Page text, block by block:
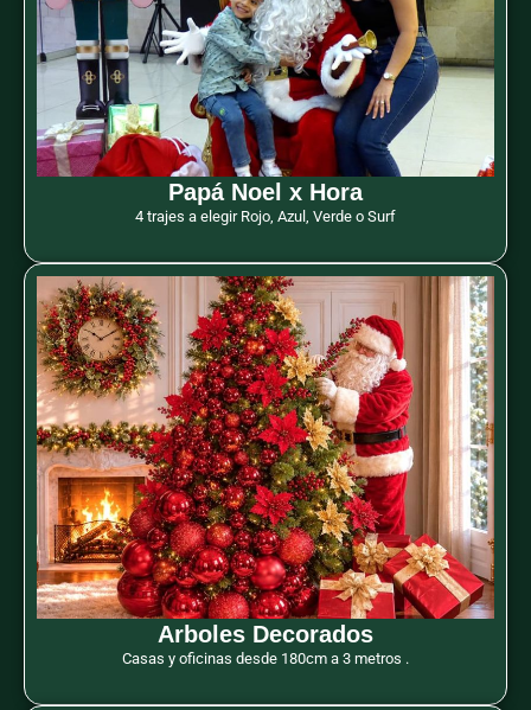
Papá Noel x Hora
4 trajes a elegir Rojo, Azul, Verde o Surf
Arboles Decorados
Casas y oficinas desde 180cm a 3 metros .